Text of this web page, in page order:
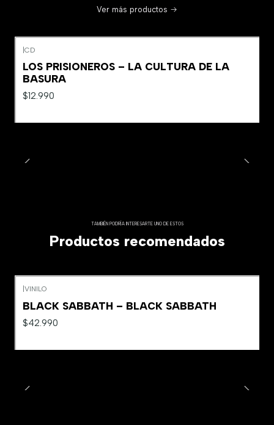
Ver más productos
CD
LOS PRISIONEROS – LA CULTURA DE LA
BASURA
$12.990
TAMBIÉN PODRÍA INTERESARTE UNO DE ESTOS
Productos recomendados
VINILO
BLACK SABBATH – BLACK SABBATH
$42.990